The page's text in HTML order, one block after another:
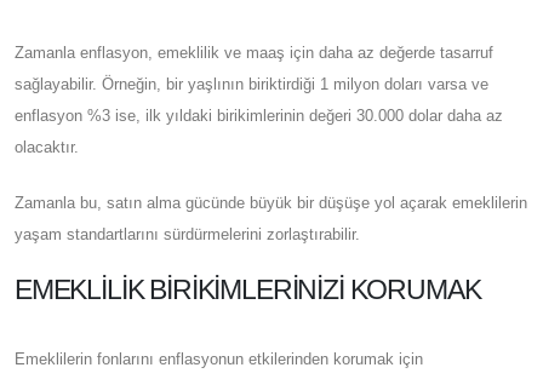
Zamanla enflasyon, emeklilik ve maaş için daha az değerde tasarruf
sağlayabilir. Örneğin, bir yaşlının biriktirdiği 1 milyon doları varsa ve
enflasyon %3 ise, ilk yıldaki birikimlerinin değeri 30.000 dolar daha az
olacaktır.
Zamanla bu, satın alma gücünde büyük bir düşüşe yol açarak emeklilerin
yaşam standartlarını sürdürmelerini zorlaştırabilir.
EMEKLILIK BIRIKIMLERINIZI KORUMAK
Emeklilerin fonlarını enflasyonun etkilerinden korumak için